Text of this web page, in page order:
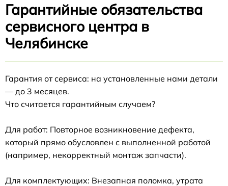
Гарантийные обязательства
сервисного центра в
Челябинске
Гарантия от сервиса: на установленные нами детали
— до 3 месяцев.
Что считается гарантийным случаем?
Для работ: Повторное возникновение дефекта,
который прямо обусловлен с выполненной работой
(например, некорректный монтаж запчасти).
Для комплектующих: Внезапная поломка, утрата